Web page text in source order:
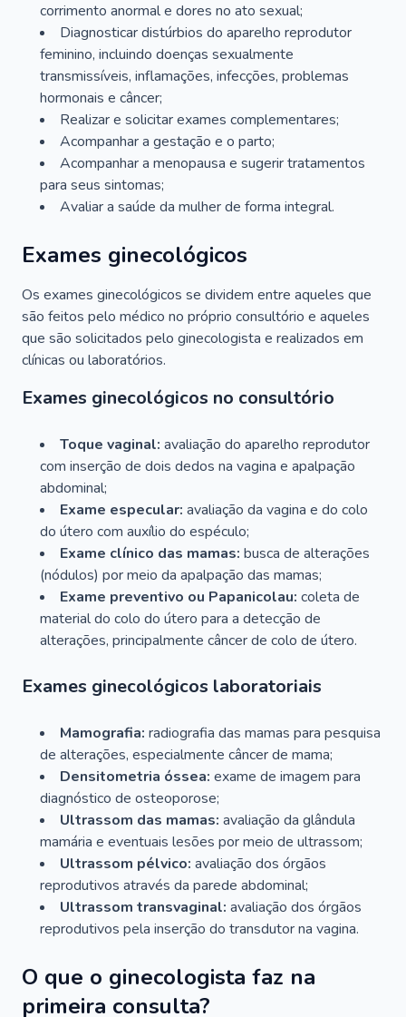
corrimento anormal e dores no ato sexual;
Diagnosticar distúrbios do aparelho reprodutor
feminino, incluindo doenças sexualmente
transmissíveis, inflamações, infecções, problemas
hormonais e câncer;
Realizar e solicitar exames complementares;
Acompanhar a gestação e o parto;
Acompanhar a menopausa e sugerir tratamentos
para seus sintomas;
Avaliar a saúde da mulher de forma integral.
Exames ginecológicos
Os exames ginecológicos se dividem entre aqueles que
são feitos pelo médico no próprio consultório e aqueles
que são solicitados pelo ginecologista e realizados em
clínicas ou laboratórios.
Exames ginecológicos no consultório
Toque vaginal: avaliação do aparelho reprodutor
com inserção de dois dedos na vagina e apalpação
abdominal;
Exame especular: avaliação da vagina e do colo
do útero com auxílio do espéculo;
Exame clínico das mamas: busca de alterações
(nódulos) por meio da apalpação das mamas;
Exame preventivo ou Papanicolau: coleta de
material do colo do útero para a detecção de
alterações, principalmente câncer de colo de útero.
Exames ginecológicos laboratoriais
Mamografia: radiografia das mamas para pesquisa
de alterações, especialmente câncer de mama;
Densitometria óssea: exame de imagem para
diagnóstico de osteoporose;
Ultrassom das mamas: avaliação da glândula
mamária e eventuais lesões por meio de ultrassom;
Ultrassom pélvico: avaliação dos órgãos
reprodutivos através da parede abdominal;
Ultrassom transvaginal: avaliação dos órgãos
reprodutivos pela inserção do transdutor na vagina.
O que o ginecologista faz na
primeira consulta?